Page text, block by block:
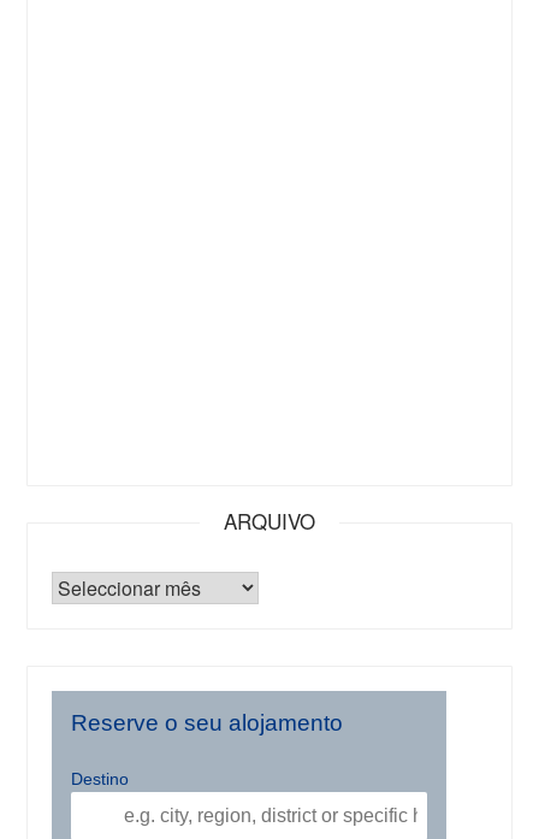
ARQUIVO
Reserve o seu alojamento
Destino